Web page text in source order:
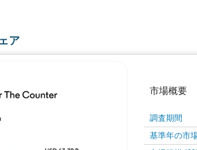
ア
市場概要
調査期間
基準年の市